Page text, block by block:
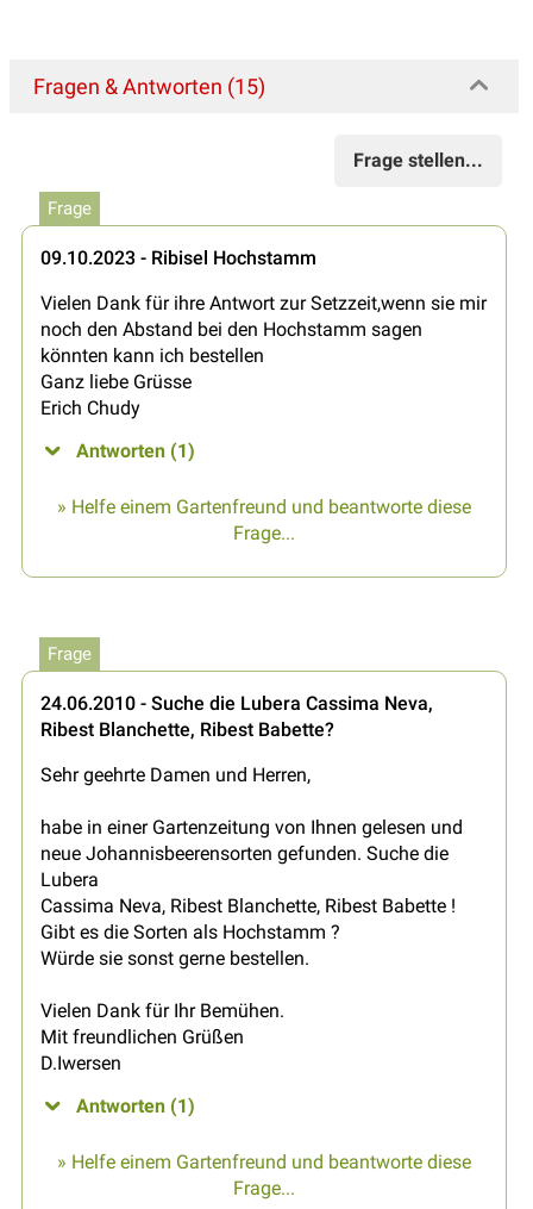
Fragen & Antworten (15)
Frage stellen...
Frage
09.10.2023 - Ribisel Hochstamm
Vielen Dank für ihre Antwort zur Setzzeit,wenn sie mir
noch den Abstand bei den Hochstamm sagen
könnten kann ich bestellen
Ganz liebe Grüsse
Erich Chudy
Antworten (1)
» Helfe einem Gartenfreund und beantworte diese
Frage...
Frage
24.06.2010 - Suche die Lubera Cassima Neva,
Ribest Blanchette, Ribest Babette?
Sehr geehrte Damen und Herren,
habe in einer Gartenzeitung von Ihnen gelesen und
neue Johannisbeerensorten gefunden. Suche die
Lubera
Cassima Neva, Ribest Blanchette, Ribest Babette !
Gibt es die Sorten als Hochstamm ?
Würde sie sonst gerne bestellen.
Vielen Dank für Ihr Bemühen.
Mit freundlichen Grüßen
D.Iwersen
Antworten (1)
» Helfe einem Gartenfreund und beantworte diese
Frage...